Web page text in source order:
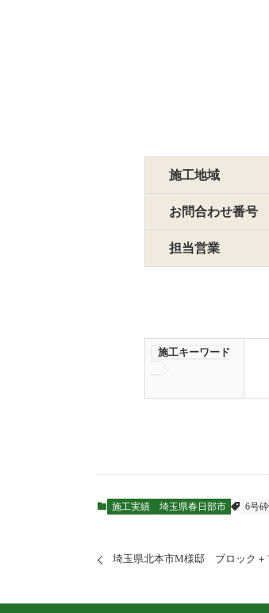
施工地域
お問合わせ番号
担当営業
施工キーワード
施工実績 埼玉県春日部市 6号
埼玉県北本市M様邸 ブロック＋